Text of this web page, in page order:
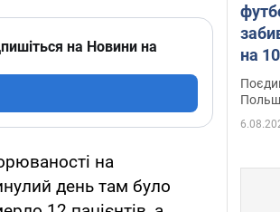
на Новини на
на
день там було
на
Відео